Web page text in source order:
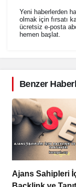
Yeni haberlerden
olmak için fırsatı
ücretsiz e-posta
hemen başlat.
Benzer
Ajans Sahipleri